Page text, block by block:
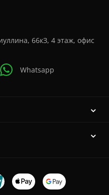
66кЗ, 4 этаж, офис
Whatsapp